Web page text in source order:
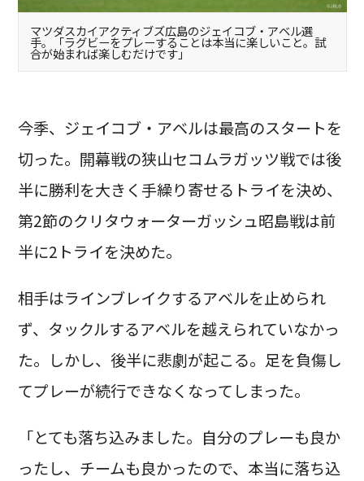
マツダスカイアクティブズ広島のジェイコブ・アベル選
手。「ラグビーをプレーすることは本当に楽しいこと。試
合が始まれば楽しむだけです」
今季、ジェイコブ・アベルは最高のスタートを
切った。開幕戦の狭山セコムラガッツ戦では後
半に勝利を大きく手繰り寄せるトライを決め、
第2節のクリタウォーターガッシュ昭島戦は前
半に2トライを決めた。
相手はラインブレイクするアベルを止められ
ず、タックルするアベルを越えられていなかっ
た。しかし、後半に悲劇が起こる。足を負傷し
てプレーが続行できなくなってしまった。
「とても落ち込みました。自分のプレーも良か
ったし、チームも良かったので、本当に落ち込